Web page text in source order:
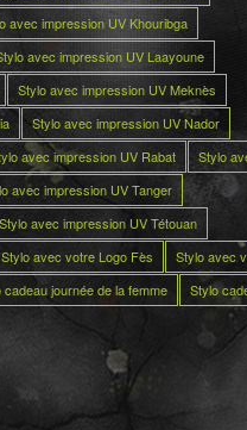
avec impression UV Khouribga
avec impression UV Laayoune
Stylo avec impression UV Meknès
Stylo avec impression UV Nador
avec impression UV Rabat
Stylo
avec impression UV Tanger
Stylo avec impression UV Tétouan
Stylo avec votre Logo Fès
Stylo avec
cadeau journée de la femme
Stylo